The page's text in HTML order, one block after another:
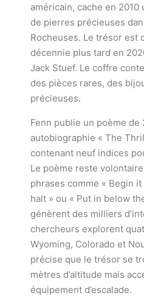
américain, cache en 2010
de pierres précieuses
Rocheuses. Le trésor est
décennie plus tard en
Jack Stuef. Le coffre
des pièces rares, des
précieuses.
Fenn publie un poème de
autobiographie « The
contenant neuf indices
Le poème reste
phrases comme « Begin
halt » ou « Put in below
génèrent des milliers
chercheurs explorent
Wyoming, Colorado et
précise que le trésor se
mètres d’altitude mais
équipement d’escalade.